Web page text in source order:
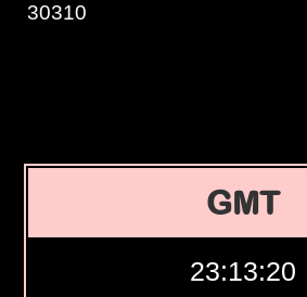
30310
GMT
23:13:21